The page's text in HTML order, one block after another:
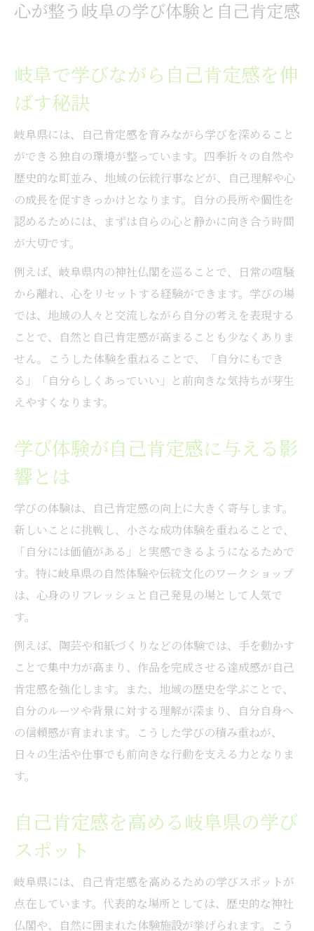
心が整う岐阜の学び体験と自己肯定感
岐阜で学びながら自己肯定感を伸
ばす秘訣
岐阜県には、自己肯定感を育みながら学びを深めること
ができる独自の環境が整っています。四季折々の自然や
歴史的な町並み、地域の伝統行事などが、自己理解や心
の成長を促すきっかけとなります。自分の長所や個性を
認めるためには、まずは自らの心と静かに向き合う時間
が大切です。
例えば、岐阜県内の神社仏閣を巡ることで、日常の喧騒
から離れ、心をリセットする経験ができます。学びの場
では、地域の人々と交流しながら自分の考えを表現する
ことで、自然と自己肯定感が高まることも少なくありま
せん。こうした体験を重ねることで、「自分にもでき
る」「自分らしくあっていい」と前向きな気持ちが芽生
えやすくなります。
学び体験が自己肯定感に与える影
響とは
学びの体験は、自己肯定感の向上に大きく寄与します。
新しいことに挑戦し、小さな成功体験を重ねることで、
「自分には価値がある」と実感できるようになるためで
す。特に岐阜県の自然体験や伝統文化のワークショップ
は、心身のリフレッシュと自己発見の場として人気で
す。
例えば、陶芸や和紙づくりなどの体験では、手を動かす
ことで集中力が高まり、作品を完成させる達成感が自己
肯定感を強化します。また、地域の歴史を学ぶことで、
自分のルーツや背景に対する理解が深まり、自分自身へ
の信頼感が育まれます。こうした学びの積み重ねが、
日々の生活や仕事でも前向きな行動を支える力となりま
す。
自己肯定感を高める岐阜県の学び
スポット
岐阜県には、自己肯定感を高めるための学びスポットが
点在しています。代表的な場所としては、歴史的な神社
仏閣や、自然に囲まれた体験施設が挙げられます。こう